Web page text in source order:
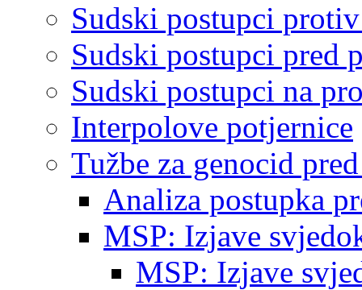
Sudski postupci
Sudski postupci pred
Sudski postupci na
Interpolove potjernice
Tužbe za genocid
Analiza postupka
MSP: Izjave
MSP: Izjave